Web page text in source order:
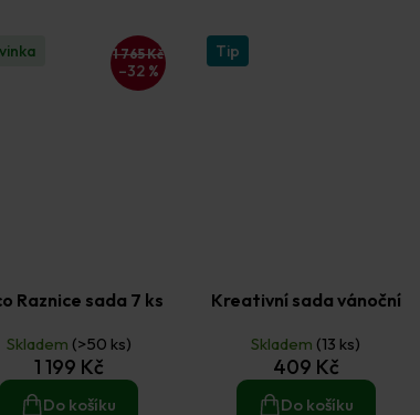
1 765 Kč
–32 %
Raznice sada 7 ks
Skladem (>50 ks)
1 199 Kč
Do košíku
Tip
Kreativní sada vánoční
Skladem (13 ks)
409 Kč
Do košíku